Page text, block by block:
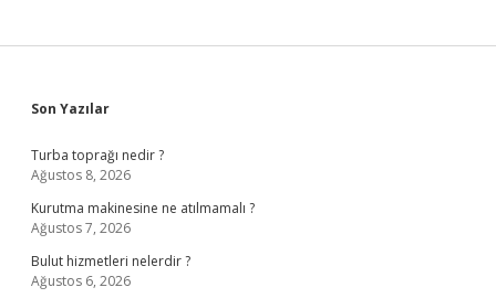
Sidebar
Son Yazılar
Turba toprağı nedir ?
Ağustos 8, 2026
Kurutma makinesine ne atılmamalı ?
Ağustos 7, 2026
Bulut hizmetleri nelerdir ?
Ağustos 6, 2026